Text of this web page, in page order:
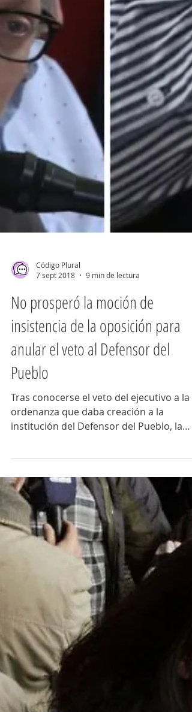
Código Plural
No prosperó la moción de
insistencia de la oposición para
anular el veto al Defensor del
Pueblo
Tras conocerse el veto del ejecutivo a la
ordenanza que daba creación a la
institución del Defensor del Pueblo, la
oposición solicitó...